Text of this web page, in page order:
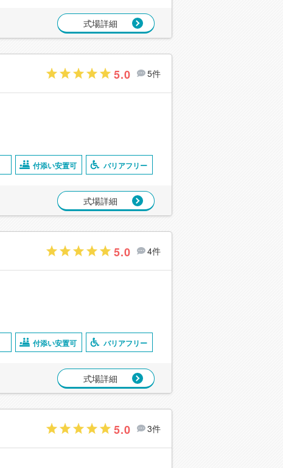
式場詳細
5.0 5件
付添い安置可 バリアフリー
式場詳細
5.0 4件
付添い安置可 バリアフリー
式場詳細
5.0 3件